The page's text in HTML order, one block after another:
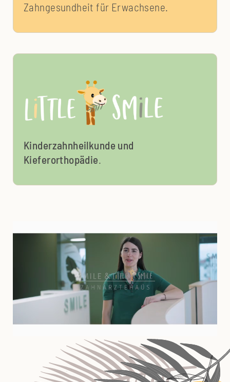
Zahngesundheit für Erwachsene.
Kinderzahnheilkunde und
Kieferorthopädie.